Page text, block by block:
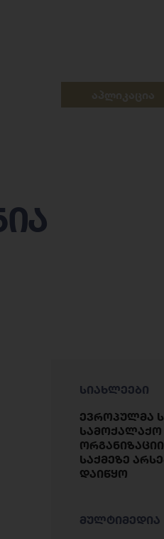
სიახლეები
ევროპულმა
სამოქალაქო
საქმეზე
დაიწყო
მულტიმედია